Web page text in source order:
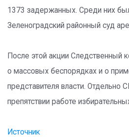
1373 задержанных. Среди них
Зеленоградский районный суд
После этой акции Следственный
о массовых беспорядках и о
представителя власти. Отдельно
препятствии работе
Источник